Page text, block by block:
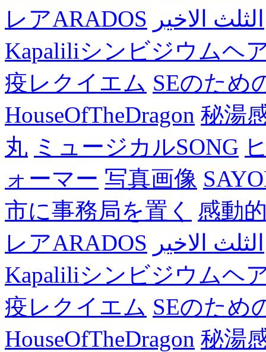
レアARADOS الثلث الاخير
Kapaliliシンビジウムヘ
疫レクイエム SEのため
HouseOfTheDragon 秘湯
丸 ミュージカルSONG
ォーマー 写真画像
市に事務局を置く
感動
レアARADOS الثلث الاخير
Kapaliliシンビジウムヘ
疫レクイエム SEのため
HouseOfTheDragon 秘湯